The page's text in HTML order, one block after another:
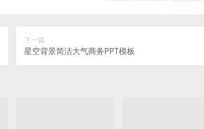
下一篇
星空背景简洁大气商务PPT模板